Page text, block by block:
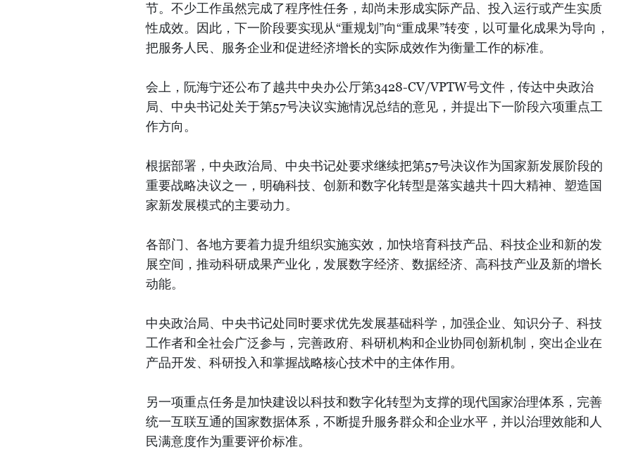
节。不少工作虽然完成了程序性任务，却尚未形成实际产品、投入运行或产生实质
性成效。因此，下一阶段要实现从“重规划”向“重成果”转变，以可量化成果为导向，
把服务人民、服务企业和促进经济增长的实际成效作为衡量工作的标准。
会上，阮海宁还公布了越共中央办公厅第3428-CV/VPTW号文件，传达中央政治
局、中央书记处关于第57号决议实施情况总结的意见，并提出下一阶段六项重点工
作方向。
根据部署，中央政治局、中央书记处要求继续把第57号决议作为国家新发展阶段的
重要战略决议之一，明确科技、创新和数字化转型是落实越共十四大精神、塑造国
家新发展模式的主要动力。
各部门、各地方要着力提升组织实施实效，加快培育科技产品、科技企业和新的发
展空间，推动科研成果产业化，发展数字经济、数据经济、高科技产业及新的增长
动能。
中央政治局、中央书记处同时要求优先发展基础科学，加强企业、知识分子、科技
工作者和全社会广泛参与，完善政府、科研机构和企业协同创新机制，突出企业在
产品开发、科研投入和掌握战略核心技术中的主体作用。
另一项重点任务是加快建设以科技和数字化转型为支撑的现代国家治理体系，完善
统一互联互通的国家数据体系，不断提升服务群众和企业水平，并以治理效能和人
民满意度作为重要评价标准。